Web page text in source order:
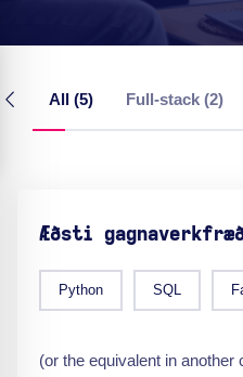
All (5) Full-stack (2)
Æðsti
Python SQL
(or the equivalent in another